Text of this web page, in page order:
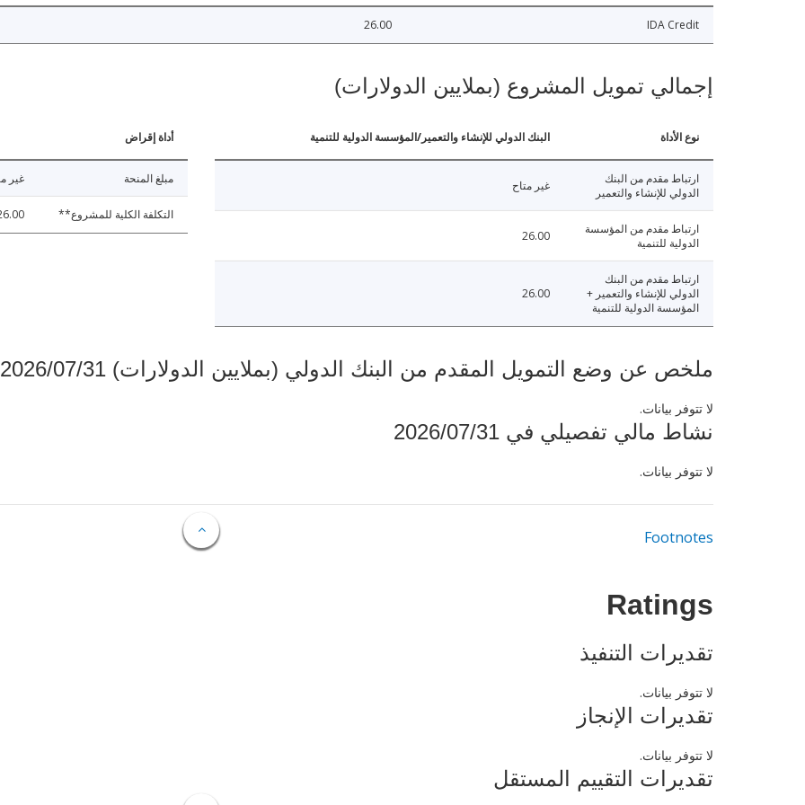
IDA Credit
26.00
إجمالي تمويل المشروع (بملايين الدولارات)
نوع الأداة البنك الدولي للإنشاء والتعمير/المؤسسة الدولية للتنمية
ارتباط مقدم من البنك
الدولي للإنشاء والتعمير
غير متاح
ارتباط مقدم من المؤسسة
الدولية للتنمية
26.00
ارتباط مقدم من البنك
الدولي للإنشاء والتعمير +
المؤسسة الدولية للتنمية
26.00
أداة إقراض
مبلغ المنحة غير
التكلفة الكلية للمشروع**
ملخص عن وضع التمويل المقدم من البنك الدولي (بملايين الدولارات) 2026/07/31
لا تتوفر بيانات.
نشاط مالي تفصيلي في 2026/07/31
لا تتوفر بيانات.
Footnotes
Ratings
تقديرات التنفيذ
لا تتوفر بيانات.
تقديرات الإنجاز
لا تتوفر بيانات.
تقديرات التقييم المستقل